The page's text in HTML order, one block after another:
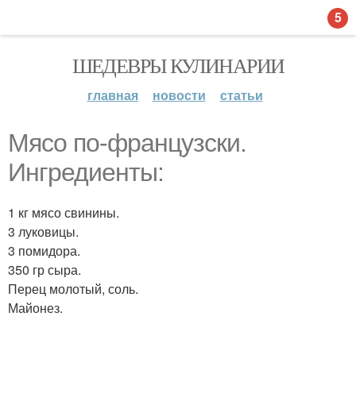
ШЕДЕВРЫ КУЛИНАРИИ
главная новости статьи
Мясо по-французски.
Ингредиенты:
1 кг мясо свинины.
3 луковицы.
3 помидора.
350 гр сыра.
Перец молотый, соль.
Майонез.
5